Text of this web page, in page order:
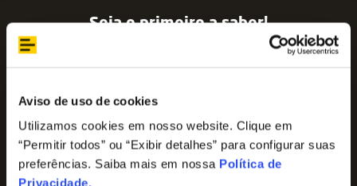
Aviso de uso de cookies
Utilizamos cookies em nosso website. Clique em
“Permitir todos” ou “Exibir detalhes” para configurar suas
preferências. Saiba mais em nossa Política de
Privacidade.
Seja o primeiro a saber!
Assine nossa newsletter para ficar por dentro
das últimas tendências e aproveite promoções
Nome
E-mail